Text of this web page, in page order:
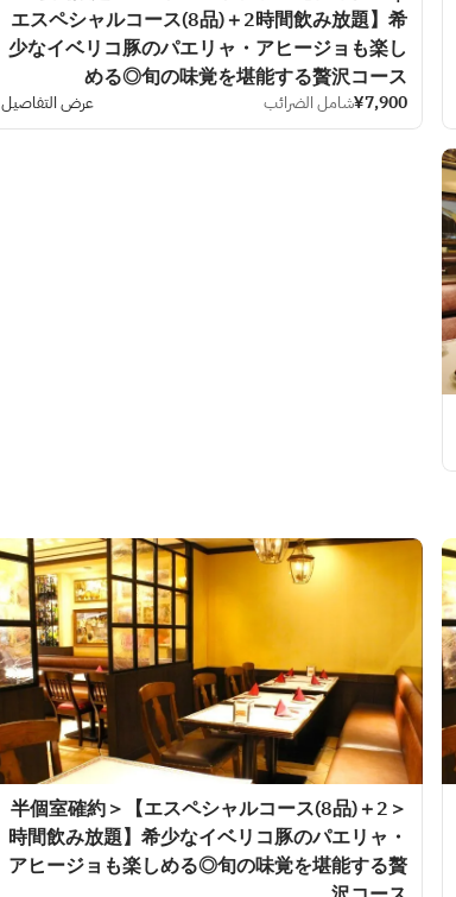
エスペシャルコース(8品)＋2時間飲み放題】希
少なイベリコ豚のパエリャ・アヒージョも楽し
める◎旬の味覚を堪能する贅沢コース
¥7,900شامل الضرائب عرض التفاصيل
＜半個室確約＞【エスペシャルコース(8品)＋2
時間飲み放題】希少なイベリコ豚のパエリャ・
アヒージョも楽しめる◎旬の味覚を堪能する贅